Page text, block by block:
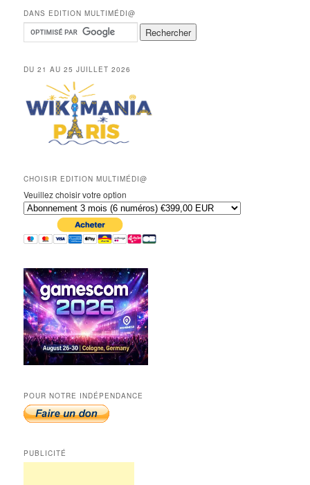
DANS EDITION MULTIMÉDI@
DU 21 AU 25 JUILLET 2026
CHOISIR EDITION MULTIMÉDI@
Veuillez choisir votre option
POUR NOTRE INDÉPENDANCE
PUBLICITÉ